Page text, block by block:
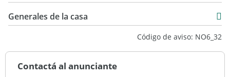
Generales de la casa
Código de aviso: NO6_32
Contactá al anunciante